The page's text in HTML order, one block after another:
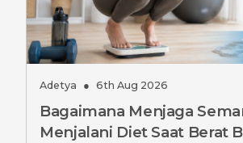
Adetya ● 6th Aug 2026
Bagaimana Menjaga
Menjalani Diet Saat Berat